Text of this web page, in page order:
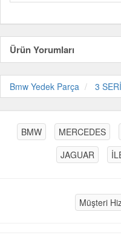
Ürün Yorumları
Bmw Yedek Parça 3
BMW MERCEDES
JAGUAR
Müşteri